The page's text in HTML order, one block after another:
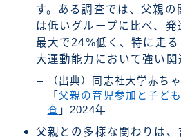
す。ある調査では、父親
は低いグループに比べ、
最大で24%低く、特に走
大運動能力において強い関
（出典）同志社大学赤ち
「 父親の育児参加と子ど
査 」2024年
父親との多様な関わりは